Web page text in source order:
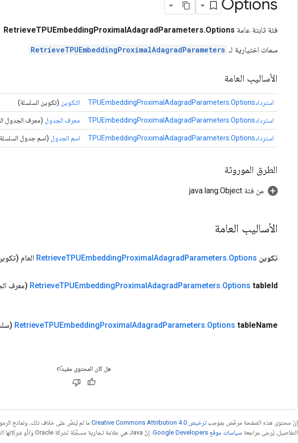
فئة ثابتة عامة RetrieveTPUEmbeddingProximalAdagradParameters.Options
سمات اختيارية لـ RetrieveTPUEmbeddingProximalAdagradParameters
الأساليب العامة
استردادTPUEmbeddingProximalAdagradParameters.Options التكوين (تكوين السلسلة)
استردادTPUEmbeddingProximalAdagradParameters.Options معرف الجدول (معرف الجدول
استردادTPUEmbeddingProximalAdagradParameters.Options اسم الجدول (اسم جدول
الطرق الموروثة
من فئة java.lang.Object
الأساليب العامة
تكوين RetrieveTPUEmbeddingProximalAdagradParameters.Options العام
RetrieveTPUEmbeddingProximalAdagradParameters.Options tableId (معرف
RetrieveTPUEmbeddingProximalAdagradParameters.Options tableName
هل كان المحتوى مفيدًا؟
إنّ محتوى هذه الصفحة مرخّص بموجبترخيص Creative Commons Attribution 4.0‏ ما لم يُنصّ على خلاف ذلك، ونماذج
التفاصيل، يُرجى مراجعة سياسات موقع Google Developers‏ . إنّ Java هي علامة تجارية مسجَّلة لشركة Oracle و/أو شركائها التابعين.